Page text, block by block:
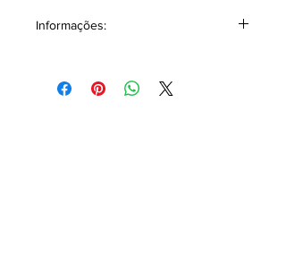
Informações:
Principais notas e acordes.
Saída: Cítricos, Mandarina, Lúcia-